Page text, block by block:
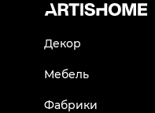
Декор
Мебель
Фабрики